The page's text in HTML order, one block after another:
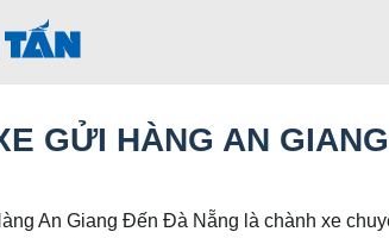
GỬI HÀNG AN
An Giang Đến Đà Nẵng là chành xe